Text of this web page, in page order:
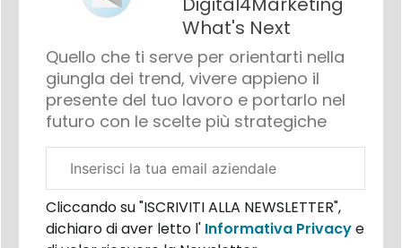
What's Next
Quello che ti serve per orientarti nella
giungla dei trend, vivere appieno il
presente del tuo lavoro e portarlo nel
futuro con le scelte più strategiche
aziendale
Cliccando su "ISCRIVITI ALLA NEWSLETTER",
dichiaro di aver letto l'Informativa Privacye